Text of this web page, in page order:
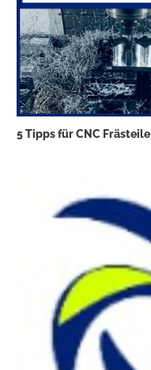
5 Tipps für CNC Frästeile